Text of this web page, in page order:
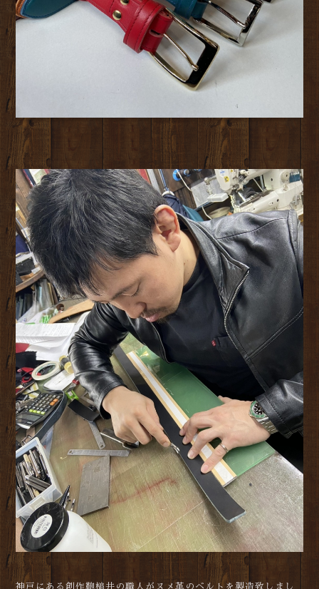
神戸にある創作鞄槌井の職人がヌメ革のベルトを製造致しまし